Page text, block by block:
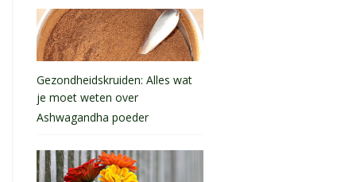
Gezondheidskruiden: Alles wat
je moet weten over
Ashwagandha poeder